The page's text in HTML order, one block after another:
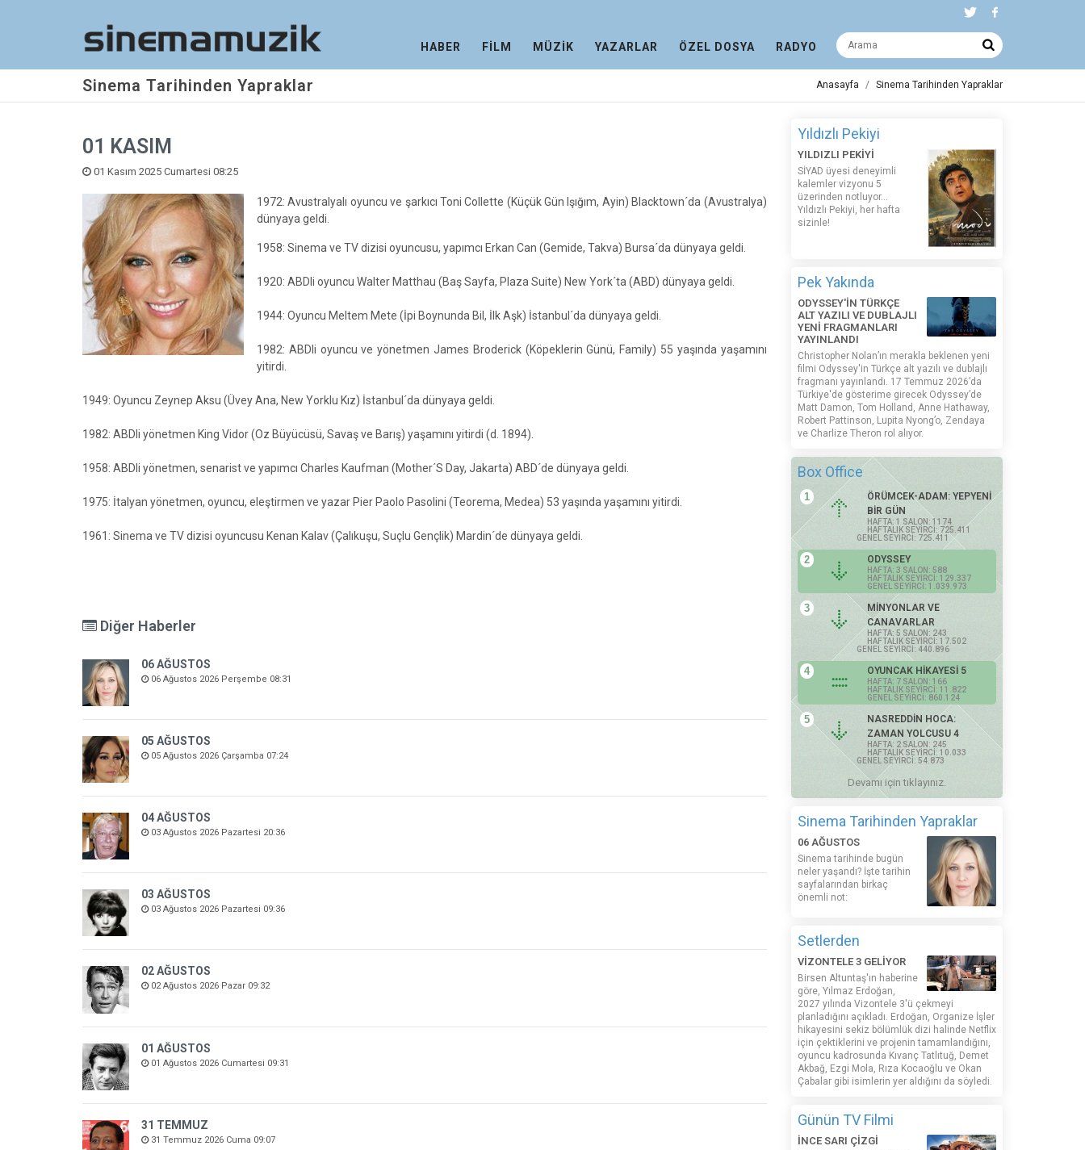
HABER FİLM MÜZİK YAZARLAR ÖZEL DOSYA RADYO
Sinema Tarihinden Yapraklar Anasayfa Sinema Tarihinden Yapraklar
01 KASIM
01 Kasım 2025 Cumartesi 08:25
1972: Avustralyalı oyuncu ve şarkıcı Toni Collette (Küçük Gün Işığım, Ayin) Blacktown´da (Avustralya)
dünyaya geldi.
1958: Sinema ve TV dizisi oyuncusu, yapımcı Erkan Can (Gemide, Takva) Bursa´da dünyaya geldi.
1920: ABDli oyuncu Walter Matthau (Baş Sayfa, Plaza Suite) New York´ta (ABD) dünyaya geldi.
1944: Oyuncu Meltem Mete (İpi Boynunda Bil, İlk Aşk) İstanbul´da dünyaya geldi.
1982: ABDli oyuncu ve yönetmen James Broderick (Köpeklerin Günü, Family) 55 yaşında yaşamını
yitirdi.
1949: Oyuncu Zeynep Aksu (Üvey Ana, New Yorklu Kız) İstanbul´da dünyaya geldi.
1982: ABDli yönetmen King Vidor (Oz Büyücüsü, Savaş ve Barış) yaşamını yitirdi (d. 1894).
1958: ABDli yönetmen, senarist ve yapımcı Charles Kaufman (Mother´S Day, Jakarta) ABD´de dünyaya geldi.
1975: İtalyan yönetmen, oyuncu, eleştirmen ve yazar Pier Paolo Pasolini (Teorema, Medea) 53 yaşında yaşamını yitirdi.
1961: Sinema ve TV dizisi oyuncusu Kenan Kalav (Çalıkuşu, Suçlu Gençlik) Mardin´de dünyaya geldi.
Diğer Haberler
06 AĞUSTOS
06 Ağustos 2026 Perşembe 08:31
05 AĞUSTOS
05 Ağustos 2026 Çarşamba 07:24
04 AĞUSTOS
03 Ağustos 2026 Pazartesi 20:36
03 AĞUSTOS
03 Ağustos 2026 Pazartesi 09:36
02 AĞUSTOS
02 Ağustos 2026 Pazar 09:32
01 AĞUSTOS
01 Ağustos 2026 Cumartesi 09:31
31 TEMMUZ
31 Temmuz 2026 Cuma 09:07
Yıldızlı Pekiyi
YILDIZLI PEKİYİ
SİYAD üyesi deneyimli
kalemler vizyonu 5
üzerinden notluyor...
Yıldızlı Pekiyi, her hafta
sizinle!
Pek Yakında
ODYSSEY'İN TÜRKÇE
ALT YAZILI VE DUBLAJLI
YENİ FRAGMANLARI
YAYINLANDI
Christopher Nolan’ın merakla beklenen yeni
filmi Odyssey'in Türkçe alt yazılı ve dublajlı
fragmanı yayınlandı. 17 Temmuz 2026’da
Türkiye'de gösterime girecek Odyssey’de
Matt Damon, Tom Holland, Anne Hathaway,
Robert Pattinson, Lupita Nyong’o, Zendaya
ve Charlize Theron rol alıyor.
Box Office
1
ÖRÜMCEK-ADAM: YEPYENİ
BİR GÜN
HAFTA: 1 SALON: 1174
HAFTALIK SEYİRCİ: 725.411
GENEL SEYİRCİ: 725.411
2 ODYSSEY
HAFTA: 3 SALON: 588
HAFTALIK SEYİRCİ: 129.337
GENEL SEYİRCİ: 1.039.973
3
MİNYONLAR VE
CANAVARLAR
HAFTA: 5 SALON: 243
HAFTALIK SEYİRCİ: 17.502
GENEL SEYİRCİ: 440.896
4 OYUNCAK HİKAYESİ 5
HAFTA: 7 SALON: 166
HAFTALIK SEYİRCİ: 11.822
GENEL SEYİRCİ: 860.124
5
NASREDDİN HOCA:
ZAMAN YOLCUSU 4
HAFTA: 2 SALON: 245
HAFTALIK SEYİRCİ: 10.033
GENEL SEYİRCİ: 54.873
Devamı için tıklayınız.
Sinema Tarihinden Yapraklar
06 AĞUSTOS
Sinema tarihinde bugün
neler yaşandı? İşte tarihin
sayfalarından birkaç
önemli not:
Setlerden
VİZONTELE 3 GELİYOR
Birsen Altuntaş'ın haberine
göre, Yılmaz Erdoğan,
2027 yılında Vizontele 3'ü çekmeyi
planladığını açıkladı. Erdoğan, Organize İşler
hikayesini sekiz bölümlük dizi halinde Netflix
için çektiklerini ve projenin tamamlandığını,
oyuncu kadrosunda Kıvanç Tatlıtuğ, Demet
Akbağ, Ezgi Mola, Rıza Kocaoğlu ve Okan
Çabalar gibi isimlerin yer aldığını da söyledi.
Günün TV Filmi
İNCE SARI ÇİZGİ